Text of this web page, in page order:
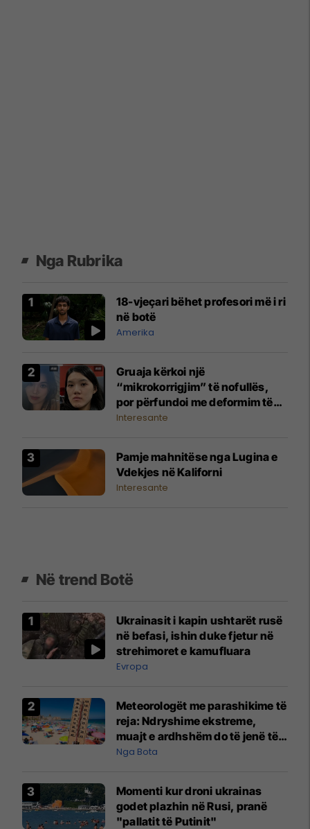
Nga Rubrika
18-vjeçari bëhet profesori më i ri
në botë
Amerika
Gruaja kërkoi një
“mikrokorrigjim” të nofullës,
por përfundoi me deformim të
madh të fytyrës
Interesante
Pamje mahnitëse nga Lugina e
Vdekjes në Kaliforni
Interesante
Në trend Botë
Ukrainasit i kapin ushtarët rusë
në befasi, ishin duke fjetur në
strehimoret e kamufluara
Evropa
Meteorologët me parashikime të
reja: Ndryshime ekstreme,
muajt e ardhshëm do të jenë të
pazakontë
Nga Bota
Momenti kur droni ukrainas
godet plazhin në Rusi, pranë
"pallatit të Putinit"